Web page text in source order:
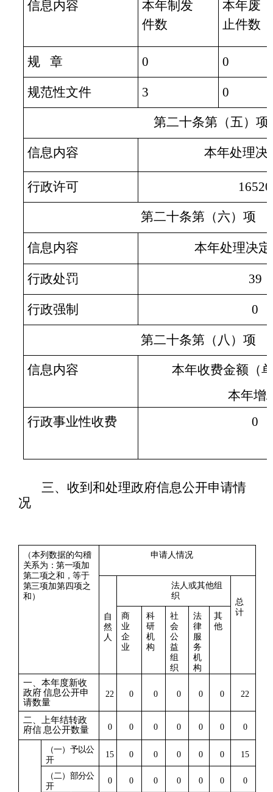
信息内容 本年制发
件数
本年废
止件数
规 章 0 0
规范性文件 3 0
第二十条第（五）项
信息内容 本年处理决
行政许可 16520
第二十条第（六）项
信息内容 本年处理决
行政处罚 39
行政强制 0
第二十条第（八）项
信息内容
本年收费金额（
本年增/
行政事业性收费
0
三、收到和处理政府信息公开申请情
况
（本列数据的勾稽
关系为：第一项加
第二项之和，等于
第三项加第四项之
和）
申请人情况
自
然
人
法人或其他组
织
总
计
商
业
企
业
科
研
机
构
社
会
公
益
组
织
法
律
服
务
机
构
其
他
一、本年度新收
政府 信息公开申
请数量
22 0 0 0 0 0 22
二、上年结转政
府信 息公开数量
0 0 0 0 0 0 0
（一）予以公
开
15 0 0 0 0 0 15
（二）部分公
开
0 0 0 0 0 0 0